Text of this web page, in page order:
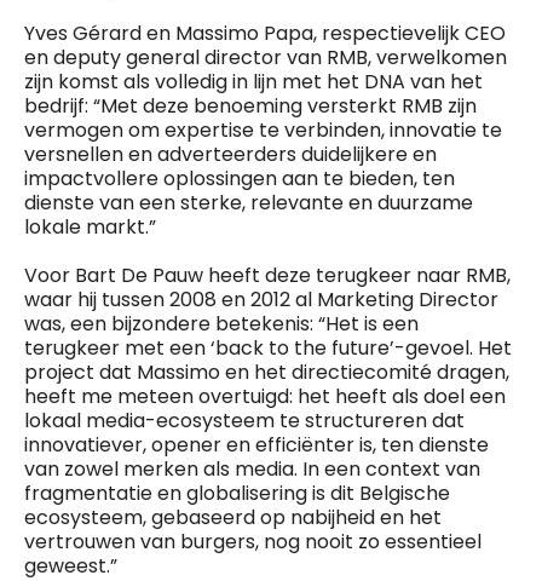
Yves Gérard en Massimo Papa, respectievelijk CEO
en deputy general director van RMB, verwelkomen
zijn komst als volledig in lijn met het DNA van het
bedrijf: “Met deze benoeming versterkt RMB zijn
vermogen om expertise te verbinden, innovatie te
versnellen en adverteerders duidelijkere en
impactvollere oplossingen aan te bieden, ten
dienste van een sterke, relevante en duurzame
lokale markt.”
Voor Bart De Pauw heeft deze terugkeer naar RMB,
waar hij tussen 2008 en 2012 al Marketing Director
was, een bijzondere betekenis: “Het is een
terugkeer met een ‘back to the future’-gevoel. Het
project dat Massimo en het directiecomité dragen,
heeft me meteen overtuigd: het heeft als doel een
lokaal media-ecosysteem te structureren dat
innovatiever, opener en efficiënter is, ten dienste
van zowel merken als media. In een context van
fragmentatie en globalisering is dit Belgische
ecosysteem, gebaseerd op nabijheid en het
vertrouwen van burgers, nog nooit zo essentieel
geweest.”